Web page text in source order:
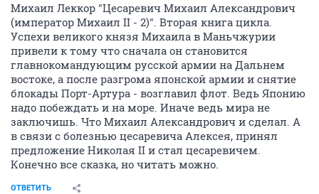
Михаил Леккор "Цесаревич Михаил Александрович
(император Михаил II - 2)". Вторая книга цикла.
Успехи великого князя Михаила в Маньчжурии
привели к тому что сначала он становится
главнокомандующим русской армии на Дальнем
востоке, а после разгрома японской армии и снятие
блокады Порт-Артура - возглавил флот. Ведь Японию
надо побеждать и на море. Иначе ведь мира не
заключишь. Что Михаил Александрович и сделал. А
в связи с болезнью цесаревича Алексея, принял
предложение Николая II и стал цесаревичем.
Конечно все сказка, но читать можно.
ОТВЕТИТЬ